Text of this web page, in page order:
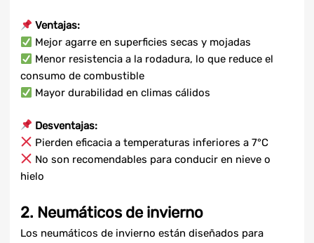
Ventajas:
Mejor agarre en superficies secas y mojadas
Menor resistencia a la rodadura, lo que reduce el
consumo de combustible
Mayor durabilidad en climas cálidos
Desventajas:
Pierden eficacia a temperaturas inferiores a 7°C
No son recomendables para conducir en nieve o
hielo
2. Neumáticos de invierno
Los neumáticos de invierno están diseñados para